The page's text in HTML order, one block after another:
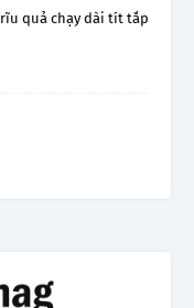
quả chạy dài tít tắp